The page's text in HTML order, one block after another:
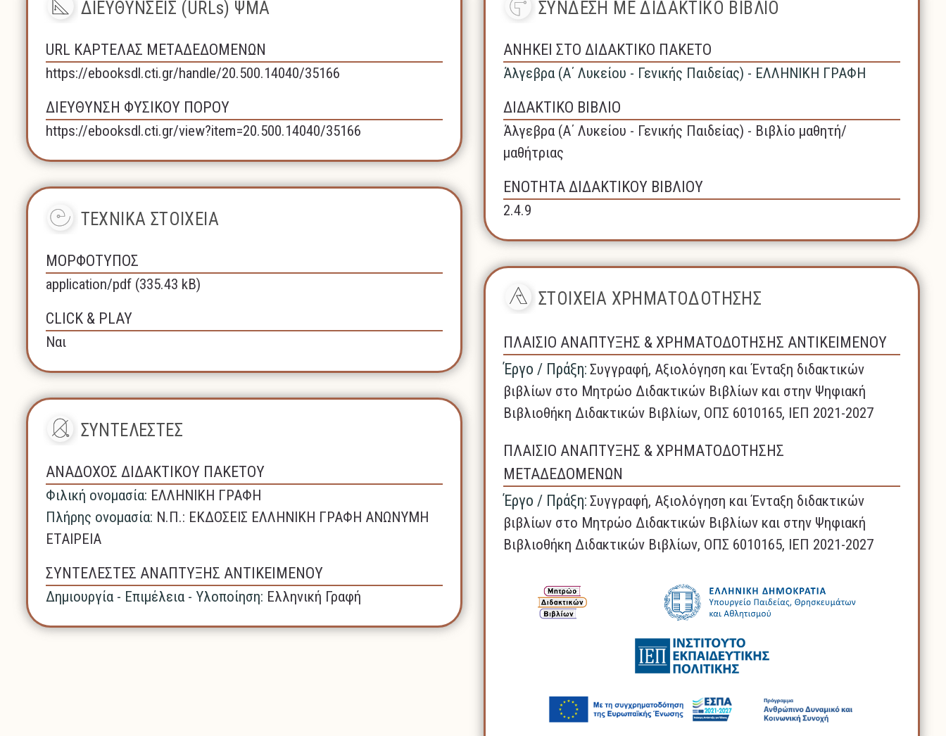
ΔΙΕΥΘΥΝΣΕΙΣ (URLs) ΨΜΑ
URL ΚΑΡΤΕΛΑΣ ΜΕΤΑΔΕΔΟΜΕΝΩΝ
https://ebooksdl.cti.gr/handle/20.500.14040/35166
ΔΙΕΥΘΥΝΣΗ ΦΥΣΙΚΟΥ ΠΟΡΟΥ
https://ebooksdl.cti.gr/view?item=20.500.14040/35166
ΤΕΧΝΙΚΑ ΣΤΟΙΧΕΙΑ
ΜΟΡΦΟΤΥΠΟΣ
application/pdf (335.43 kB)
CLICK & PLAY
Ναι
ΣΥΝΤΕΛΕΣΤΕΣ
ΑΝΑΔΟΧΟΣ ΔΙΔΑΚΤΙΚΟΥ ΠΑΚΕΤΟΥ
Φιλική ονομασία: ΕΛΛΗΝΙΚΗ ΓΡΑΦΗ
Πλήρης ονομασία: N.Π.: ΕΚΔΟΣΕΙΣ ΕΛΛΗΝΙΚΗ ΓΡΑΦΗ ΑΝΩΝΥΜΗ
ΕΤΑΙΡΕΙΑ
ΣΥΝΤΕΛΕΣΤΕΣ ΑΝΑΠΤΥΞΗΣ ΑΝΤΙΚΕΙΜΕΝΟΥ
Δημιουργία - Επιμέλεια - Υλοποίηση: Ελληνική Γραφή
ΣΥΝΔΕΣΗ ΜΕ ΔΙΔΑΚΤΙΚΟ ΒΙΒΛΙΟ
ΑΝΗΚΕΙ ΣΤΟ ΔΙΔΑΚΤΙΚΟ ΠΑΚΕΤΟ
Άλγεβρα (A΄ Λυκείου - Γενικής Παιδείας) - ΕΛΛΗΝΙΚΗ ΓΡΑΦΗ
ΔΙΔΑΚΤΙΚΟ ΒΙΒΛΙΟ
Άλγεβρα (A΄ Λυκείου - Γενικής Παιδείας) - Βιβλίο μαθητή/
μαθήτριας
ΕΝΟΤΗΤΑ ΔΙΔΑΚΤΙΚΟΥ ΒΙΒΛΙΟΥ
2.4.9
ΣΤΟΙΧΕΙΑ ΧΡΗΜΑΤΟΔΟΤΗΣΗΣ
ΠΛΑΙΣΙΟ ΑΝΑΠΤΥΞΗΣ & ΧΡΗΜΑΤΟΔΟΤΗΣΗΣ ΑΝΤΙΚΕΙΜΕΝΟΥ
Έργο / Πράξη: Συγγραφή, Αξιολόγηση και Ένταξη διδακτικών
βιβλίων στο Μητρώο Διδακτικών Βιβλίων και στην Ψηφιακή
Βιβλιοθήκη Διδακτικών Βιβλίων, ΟΠΣ 6010165, ΙΕΠ 2021-2027
ΠΛΑΙΣΙΟ ΑΝΑΠΤΥΞΗΣ & ΧΡΗΜΑΤΟΔΟΤΗΣΗΣ
ΜΕΤΑΔΕΔΟΜΕΝΩΝ
Έργο / Πράξη: Συγγραφή, Αξιολόγηση και Ένταξη διδακτικών
βιβλίων στο Μητρώο Διδακτικών Βιβλίων και στην Ψηφιακή
Βιβλιοθήκη Διδακτικών Βιβλίων, ΟΠΣ 6010165, ΙΕΠ 2021-2027